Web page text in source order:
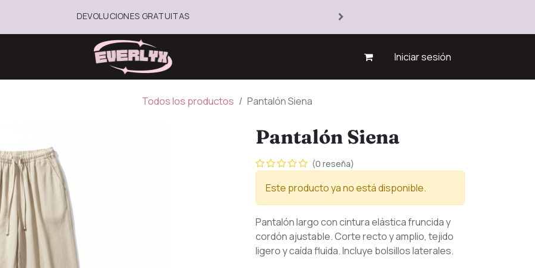
DEVOLUCIONES GRATUITAS
Iniciar sesión
Todos los productos Pantalón Siena
Pantalón Siena
(0 reseña)
Este producto ya no está disponible.
Pantalón largo con cintura elástica fruncida y
cordón ajustable. Corte recto y amplio, tejido
ligero y caída fluida. Incluye bolsillos laterales.